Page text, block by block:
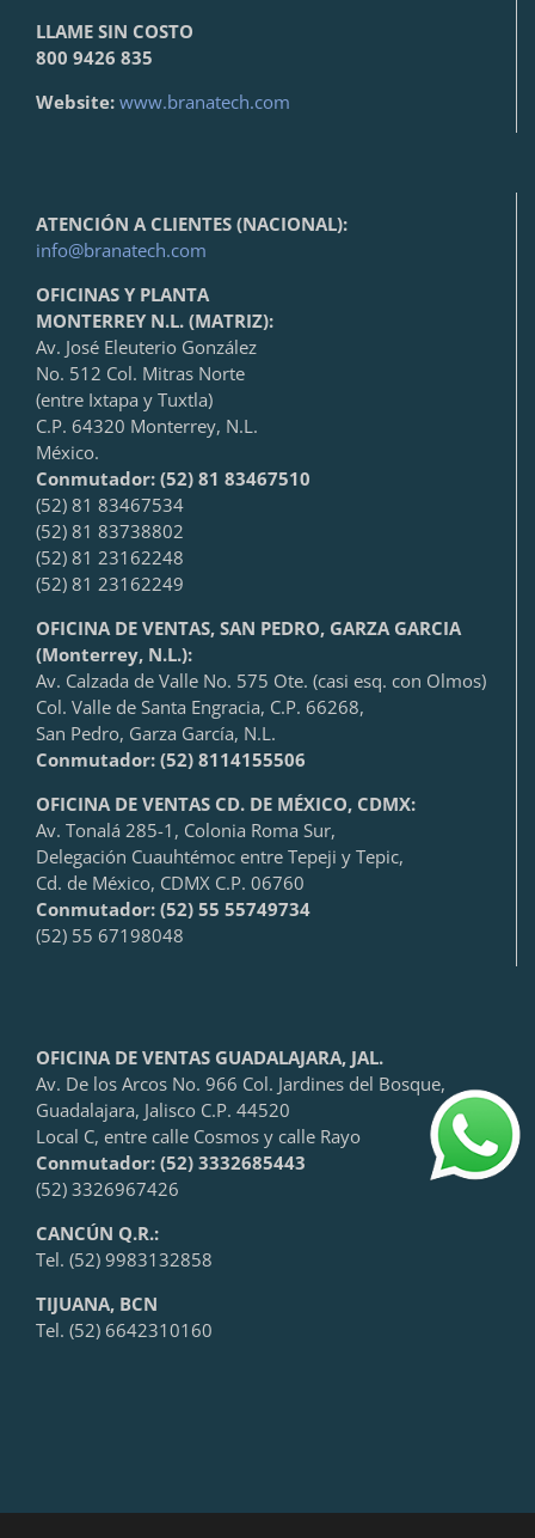
LLAME SIN COSTO
800 9426 835
Website: www.branatech.com
ATENCIÓN A CLIENTES (NACIONAL):
info@branatech.com
OFICINAS Y PLANTA
MONTERREY N.L. (MATRIZ):
Av. José Eleuterio González
No. 512 Col. Mitras Norte
(entre Ixtapa y Tuxtla)
C.P. 64320 Monterrey, N.L.
México.
Conmutador: (52) 81 83467510
(52) 81 83467534
(52) 81 83738802
(52) 81 23162248
(52) 81 23162249
OFICINA DE VENTAS, SAN PEDRO, GARZA GARCIA
(Monterrey, N.L.):
Av. Calzada de Valle No. 575 Ote. (casi esq. con Olmos)
Col. Valle de Santa Engracia, C.P. 66268,
San Pedro, Garza García, N.L.
Conmutador: (52) 8114155506
OFICINA DE VENTAS CD. DE MÉXICO, CDMX:
Av. Tonalá 285-1, Colonia Roma Sur,
Delegación Cuauhtémoc entre Tepeji y Tepic,
Cd. de México, CDMX C.P. 06760
Conmutador: (52) 55 55749734
(52) 55 67198048
OFICINA DE VENTAS GUADALAJARA, JAL.
Av. De los Arcos No. 966 Col. Jardines del Bosque,
Guadalajara, Jalisco C.P. 44520
Local C, entre calle Cosmos y calle Rayo
Conmutador: (52) 3332685443
(52) 3326967426
CANCÚN Q.R.:
Tel. (52) 9983132858
TIJUANA, BCN
Tel. (52) 6642310160